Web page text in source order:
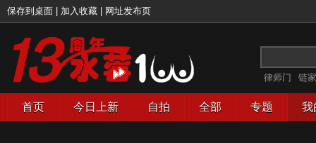
保存到桌面 加入收藏 网址发布页
律师门 链
首页 今日上新 自拍 全部 专题 我